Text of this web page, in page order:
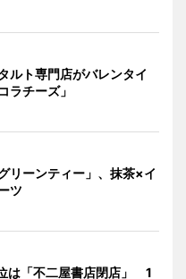
ルト専門店がバレンタイ
ラチーズ」
リーンティー」、抹茶×イ
ツ
は「不二屋書店閉店」 1